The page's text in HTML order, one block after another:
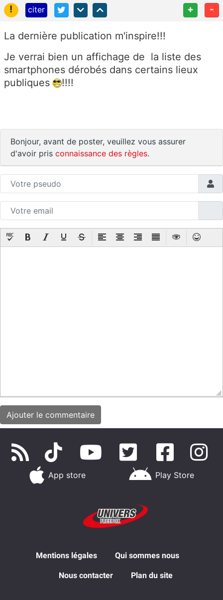
!
citer + -
La dernière publication m'inspire!!!
Je verrai bien un affichage de la liste des
smartphones dérobés dans certains lieux
publiques
!!!!
Bonjour, avant de poster, veuillez vous assurer
d'avoir pris connaissance des règles.
App store Play Store
Mentions légales Qui sommes nous
Nous contacter Plan du site